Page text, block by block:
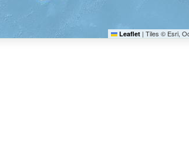
Leaflet | Tiles © Esri,